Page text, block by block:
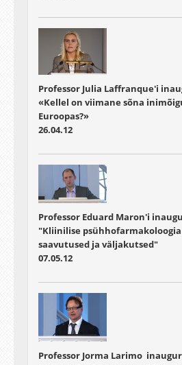
Professor Julia Laffranque'i
«Kellel on viimane sõna
Euroopas?»
26.04.12
Professor Eduard Maron'i
"Kliinilise psühhofarmakoloogia
saavutused ja väljakutsed"
07.05.12
Professor Jorma Larimo